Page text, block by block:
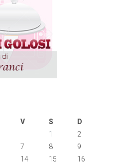
V S
D
1
2
7 8
9
14 15
16